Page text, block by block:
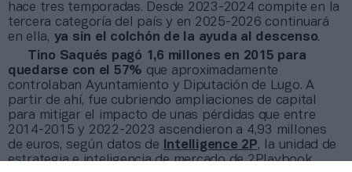
hace tres temporadas. Desde 2023-2024 compite en la
tercera categoría del país y en 2025-2026 continuará
en ella, ya sin el colchón de la ayuda al descenso.
Tino Saqués pagó 1,6 millones en 2015 para
quedarse con el 57% que aproximadamente
controlaban Ayuntamiento y Diputación de Lugo. A
partir de ahí, fue cubriendo ampliaciones de capital
para mitigar el impacto de unas pérdidas que entre
2014-2015 y 2022-2023 ascendieron a 4,93 millones
de euros, según datos de
Intelligence 2P, la unidad de
estrategia e inteligencia de mercado de 2Playbook.